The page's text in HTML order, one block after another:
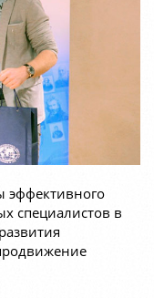
эффективного
специалистов в